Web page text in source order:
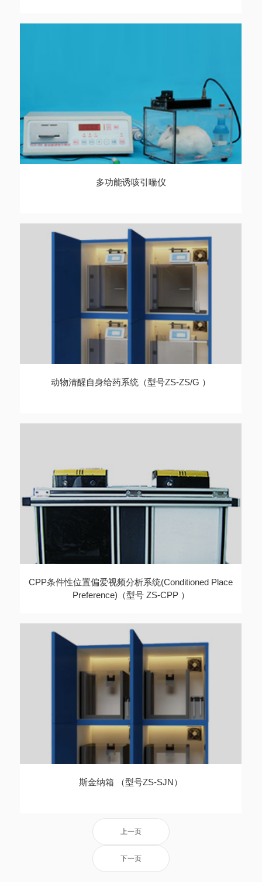
多功能诱咳引喘仪
动物清醒自身给药系统（型号ZS-ZS/G ）
CPP条件性位置偏爱视频分析系统(Conditioned Place
Preference)（型号 ZS-CPP ）
斯金纳箱 （型号ZS-SJN）
上一页
下一页